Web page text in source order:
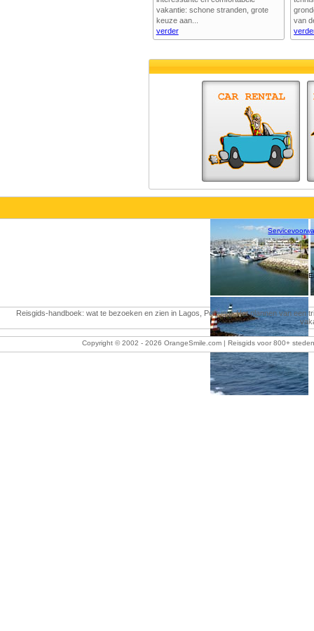
vakantie: schone stranden, grote
keuze aan...
verder
van
Reisgids-handboek: wat te bezoeken en zien in Lagos, Portugal. Het plannen van
Copyright © 2002 - 2026 OrangeSmile.com | Reisgids voor 800+